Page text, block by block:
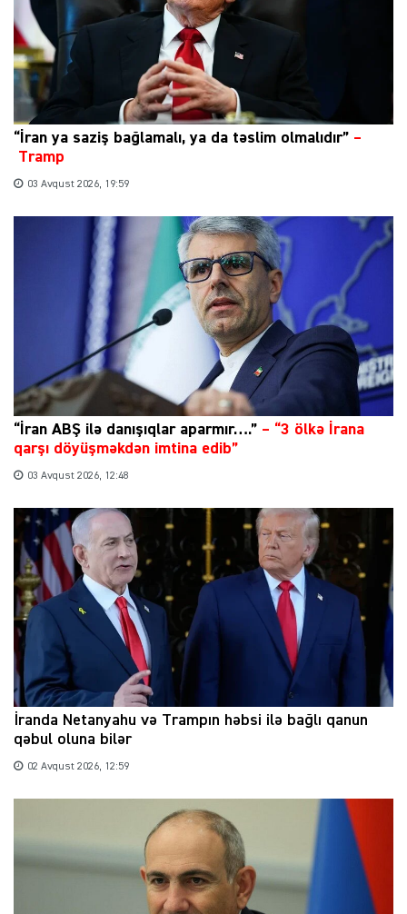
“İran ya saziş bağlamalı, ya da təslim olmalıdır” –
Tramp
03 Avqust 2026, 19:59
“İran ABŞ ilə danışıqlar aparmır….” – “3 ölkə İrana
qarşı döyüşməkdən imtina edib”
03 Avqust 2026, 12:48
İranda Netanyahu və Trampın həbsi ilə bağlı qanun
qəbul oluna bilər
02 Avqust 2026, 12:59